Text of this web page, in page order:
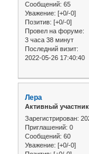
Сообщений: 65
Уважение: [+0/-0]
Позитив: [+0/-0]
Провел на форуме:
3 часа 38 минут
Последний визит:
2022-05-26 17:40:40
Лера
Активный участник
Зарегистрирован:
Приглашений: 0
Сообщений: 60
Уважение: [+0/-0]